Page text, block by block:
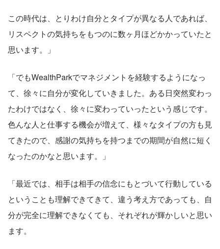
この時代は、とりわけ自分とタイプが異なる人であれば、
リスペクトの気持ちをもつのに数ヶ月ほどかかっていたと
思います。」
「でもWealthParkでマネジメントを経験するようになっ
て、徐々に自分が変化していきました。ある日突然変わっ
たわけではなく、徐々に変わっていったという感じです。
色んな人と仕事する機会が増えて、様々なタイプの方も見
てきたので、感謝の気持ちを持つまでの期間が自然に短く
なったのかなと思います。」
「最近では、相手は相手の信念にもとづいて行動している
ということも理解できてきて、違う考え方であっても、自
分が完全に理解できなくても、それぞれが輝かしいと思い
ます。